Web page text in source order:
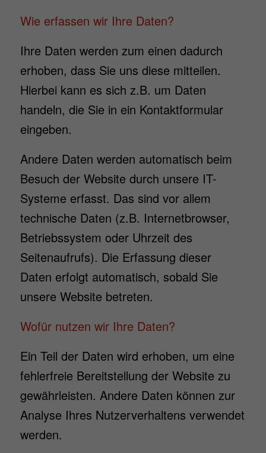
Wie erfassen wir Ihre Daten?
Ihre Daten werden zum einen dadurch
erhoben, dass Sie uns diese mitteilen.
Hierbei kann es sich z.B. um Daten
handeln, die Sie in ein Kontaktformular
eingeben.
Andere Daten werden automatisch beim
Besuch der Website durch unsere IT-
Systeme erfasst. Das sind vor allem
technische Daten (z.B. Internetbrowser,
Betriebssystem oder Uhrzeit des
Seitenaufrufs). Die Erfassung dieser
Daten erfolgt automatisch, sobald Sie
unsere Website betreten.
Wofür nutzen wir Ihre Daten?
Ein Teil der Daten wird erhoben, um eine
fehlerfreie Bereitstellung der Website zu
gewährleisten. Andere Daten können zur
Analyse Ihres Nutzerverhaltens verwendet
werden.